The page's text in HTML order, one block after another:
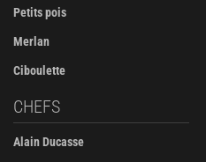
Petits pois
Merlan
Ciboulette
CHEFS
Alain Ducasse